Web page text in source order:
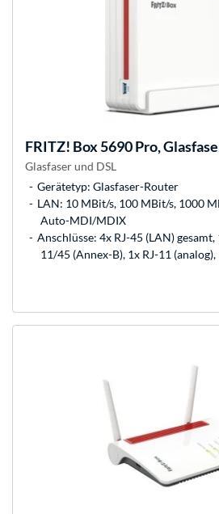
FRITZ! Box 5690 Pro,
Glasfaser und DSL
Gerätetyp: Glasfaser-Router
LAN: 10 MBit/s, 100 MBit/s, 1000
Auto-MDI/MDIX
Anschlüsse: 4x RJ-45 (LAN)
11/45 (Annex-B), 1x RJ-11